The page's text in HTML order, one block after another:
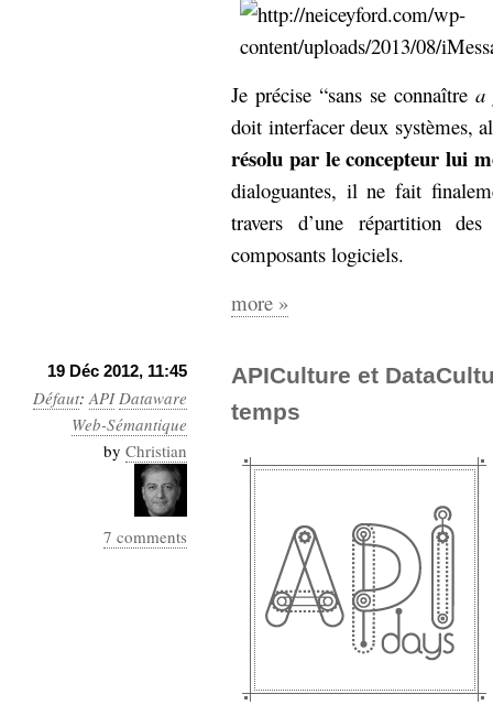
Je précise “sans se connaître a
doit interfacer deux systèmes,
résolu par le concepteur lui
dialoguantes, il ne fait
travers d’une répartition
composants logiciels.
more »
19 Déc 2012, 11:45
Défaut:API Dataware
Web-Sémantique
by Christian
7 comments
APICulture et
temps
participation
Politique Probabilité
programmation projet
REST
Social-Network
stiegler